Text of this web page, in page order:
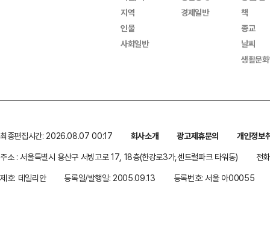
지역
인물
사회일반
경제일반
책
종교
날씨
생활문
최종편집시간: 2026.08.07 00:17 회사소개 광고제휴문의
개인정보
주소 : 서울특별시 용산구 서빙고로 17, 18층(한강로3가,센트럴파크 타워동)
전
제호: 데일리안
등록일/발행일: 2005.09.13 등록번호: 서울 아00055